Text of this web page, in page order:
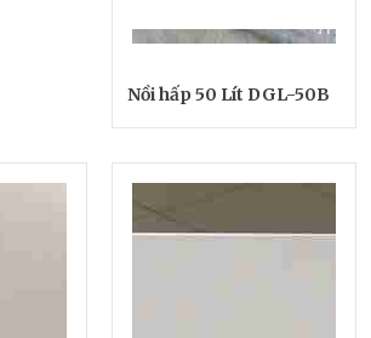
Nồi hấp 50 Lít DGL-50B